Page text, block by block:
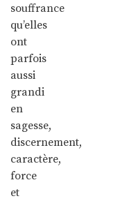
souffrance
qu’elles
ont
parfois
aussi
grandi
en
sagesse,
discernement,
caractère,
force
et